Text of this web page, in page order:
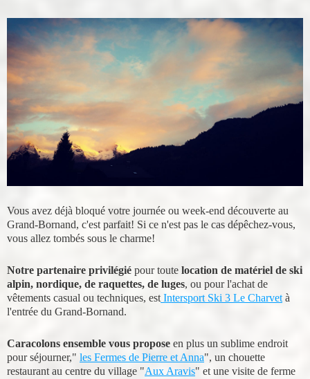
Vous avez déjà bloqué votre journée ou week-end découverte au
Grand-Bornand, c'est parfait! Si ce n'est pas le cas dépêchez-vous,
vous allez tombés sous le charme!
Notre partenaire privilégié pour toute location de matériel de ski
alpin, nordique, de raquettes, de luges, ou pour l'achat de
vêtements casual ou techniques, est Intersport Ski 3 Le Charvet à
l'entrée du Grand-Bornand.
Caracolons ensemble vous propose en plus un sublime endroit
pour séjourner," les Fermes de Pierre et Anna", un chouette
restaurant au centre du village "Aux Aravis" et une visite de ferme